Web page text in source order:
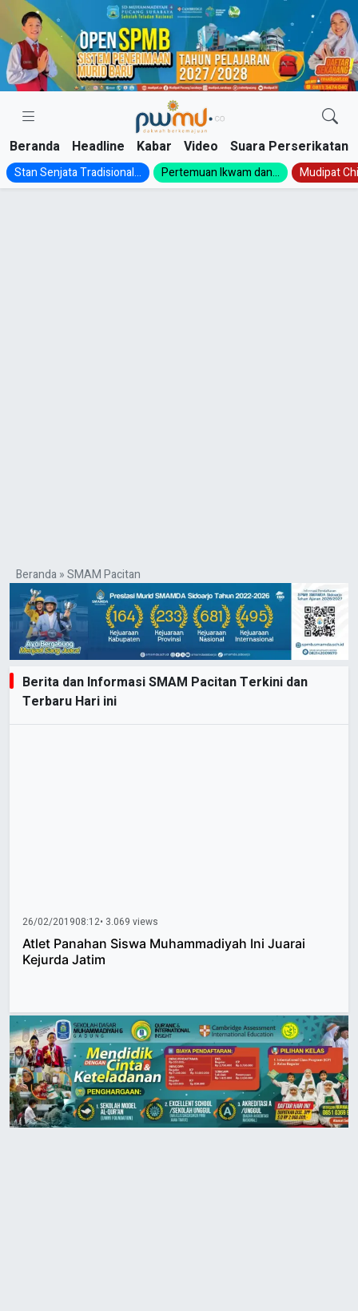
Skip
content
Beranda Headline Kabar Video Suara Perserikatan
Stan Senjata Tradisional... Pertemuan Ikwam dan... Mudipat
Beranda»SMAM Pacitan
Berita dan Informasi SMAM Pacitan Terkini dan
Terbaru Hari ini
26/02/201908:12• 3.069 views
Atlet Panahan Siswa Muhammadiyah Ini Juarai
Kejurda Jatim